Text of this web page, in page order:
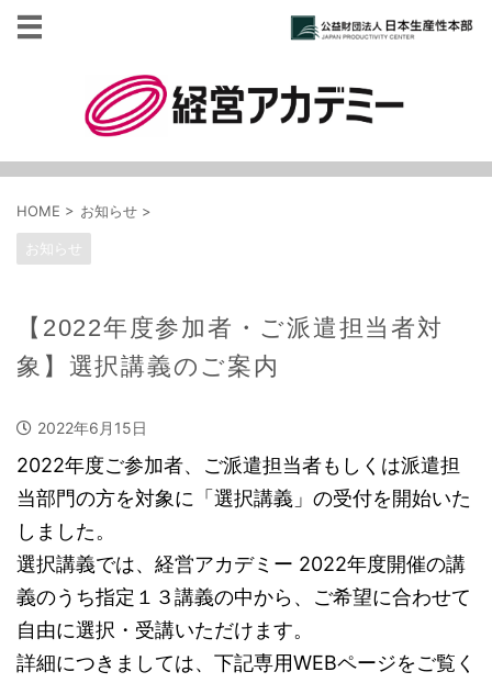
HOME > お知らせ >
お知らせ
【2022年度参加者・ご派遣担当者対
象】選択講義のご案内
2022年6月15日
2022年度ご参加者、ご派遣担当者もしくは派遣担
当部門の方を対象に「選択講義」の受付を開始いた
しました。
選択講義では、経営アカデミー 2022年度開催の講
義のうち指定１３講義の中から、ご希望に合わせて
自由に選択・受講いただけます。
詳細につきましては、下記専用WEBページをご覧く